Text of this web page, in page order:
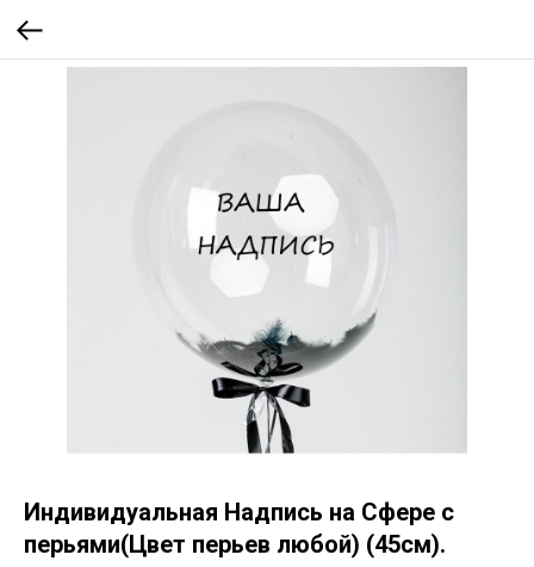
Индивидуальная Надпись на Сфере с
перьями(Цвет перьев любой) (45см).